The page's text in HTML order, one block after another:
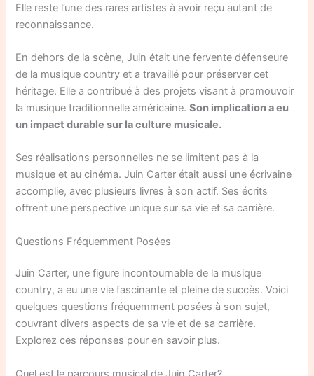
Elle reste l’une des rares artistes à avoir reçu autant de
reconnaissance.
En dehors de la scène, Juin était une fervente défenseure
de la musique country et a travaillé pour préserver cet
héritage. Elle a contribué à des projets visant à promouvoir
la musique traditionnelle américaine.Son implication a eu
un impact durable sur la culture musicale.
Ses réalisations personnelles ne se limitent pas à la
musique et au cinéma. Juin Carter était aussi une écrivaine
accomplie, avec plusieurs livres à son actif. Ses écrits
offrent une perspective unique sur sa vie et sa carrière.
Questions Fréquemment Posées
Juin Carter, une figure incontournable de la musique
country, a eu une vie fascinante et pleine de succès. Voici
quelques questions fréquemment posées à son sujet,
couvrant divers aspects de sa vie et de sa carrière.
Explorez ces réponses pour en savoir plus.